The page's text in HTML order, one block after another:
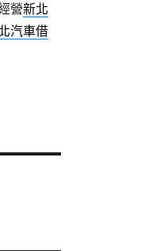
營新北
汽車借